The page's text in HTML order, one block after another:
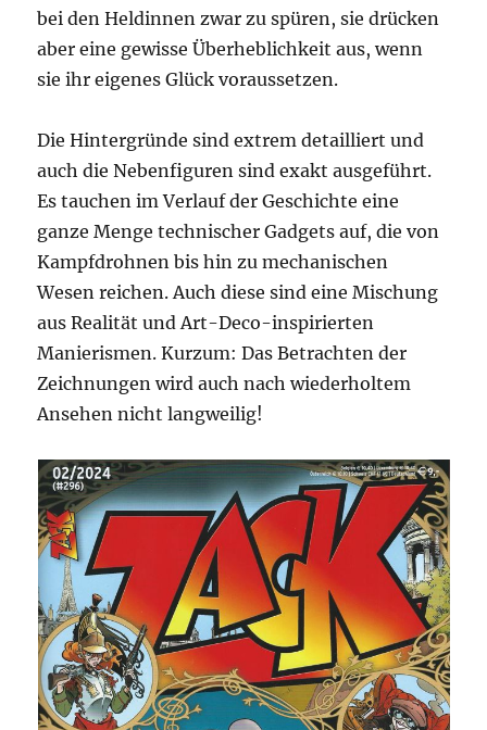
bei den Heldinnen zwar zu spüren, sie drücken
aber eine gewisse Überheblichkeit aus, wenn
sie ihr eigenes Glück voraussetzen.
Die Hintergründe sind extrem detailliert und
auch die Nebenfiguren sind exakt ausgeführt.
Es tauchen im Verlauf der Geschichte eine
ganze Menge technischer Gadgets auf, die von
Kampfdrohnen bis hin zu mechanischen
Wesen reichen. Auch diese sind eine Mischung
aus Realität und Art-Deco-inspirierten
Manierismen. Kurzum: Das Betrachten der
Zeichnungen wird auch nach wiederholtem
Ansehen nicht langweilig!